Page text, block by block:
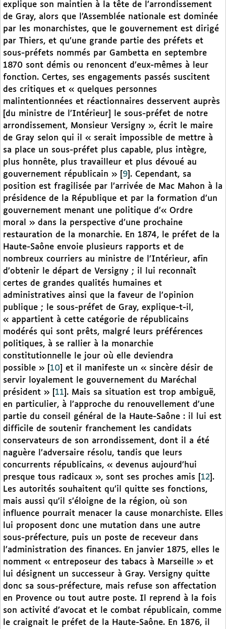
explique son maintien à la tête de l’arrondissement
de Gray, alors que l’Assemblée nationale est dominée
par les monarchistes, que le gouvernement est dirigé
par Thiers, et qu’une grande partie des préfets et
sous-préfets nommés par Gambetta en septembre
1870 sont démis ou renoncent d’eux-mêmes à leur
fonction. Certes, ses engagements passés suscitent
des critiques et « quelques personnes
malintentionnées et réactionnaires desservent auprès
[du ministre de l’Intérieur] le sous-préfet de notre
arrondissement, Monsieur Versigny », écrit le maire
de Gray selon qui il « serait impossible de mettre à
sa place un sous-préfet plus capable, plus intègre,
plus honnête, plus travailleur et plus dévoué au
gouvernement républicain »
9 . Cependant, sa
position est fragilisée par l’arrivée de Mac Mahon à la
présidence de la République et par la formation d’un
gouvernement menant une politique d’« Ordre
moral » dans la perspective d’une prochaine
restauration de la monarchie. En 1874, le préfet de la
Haute-Saône envoie plusieurs rapports et de
nombreux courriers au ministre de l’Intérieur, afin
d’obtenir le départ de Versigny ; il lui reconnaît
certes de grandes qualités humaines et
administratives ainsi que la faveur de l’opinion
publique ; le sous-préfet de Gray, explique-t-il,
« appartient à cette catégorie de républicains
modérés qui sont prêts, malgré leurs préférences
politiques, à se rallier à la monarchie
constitutionnelle le jour où elle deviendra
possible »
10
et il manifeste un « sincère désir de
servir loyalement le gouvernement du Maréchal
président »
11 . Mais sa situation est trop ambiguë,
en particulier, à l’approche du renouvellement d’une
partie du conseil général de la Haute-Saône : il lui est
difficile de soutenir franchement les candidats
conservateurs de son arrondissement, dont il a été
naguère l’adversaire résolu, tandis que leurs
concurrents républicains, « devenus aujourd’hui
presque tous radicaux », sont ses proches amis
12 .
Les autorités souhaitent qu’il quitte ses fonctions,
mais aussi qu’il s’éloigne de la région, où son
influence pourrait menacer la cause monarchiste. Elles
lui proposent donc une mutation dans une autre
sous-préfecture, puis un poste de receveur dans
l’administration des finances. En janvier 1875, elles le
nomment « entreposeur des tabacs à Marseille » et
lui désignent un successeur à Gray. Versigny quitte
donc sa sous-préfecture, mais refuse son affectation
en Provence ou tout autre poste. Il reprend à la fois
son activité d’avocat et le combat républicain, comme
le craignait le préfet de la Haute-Saône. En 1876, il